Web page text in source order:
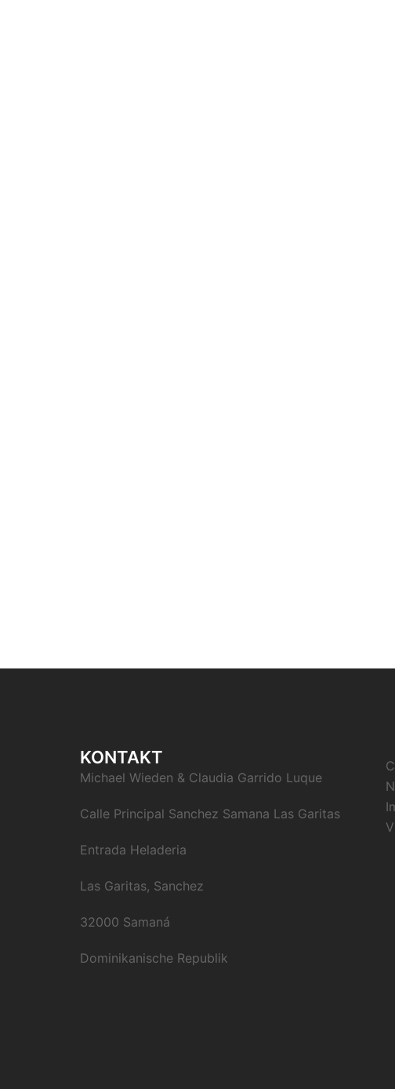
KONTAKT
Michael Wieden & Claudia Garrido Luque
Calle Principal Sanchez Samana Las Garitas
Entrada Heladeria
Las Garitas, Sanchez
32000 Samaná
Dominikanische Republik